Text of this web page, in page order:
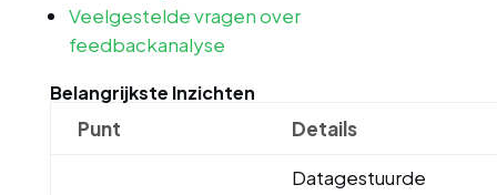
Veelgestelde vragen over
feedbackanalyse
Belangrijkste Inzichten
Punt Details
Datagestuurde